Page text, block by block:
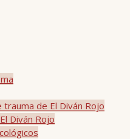
de El Diván Rojo
Diván Rojo